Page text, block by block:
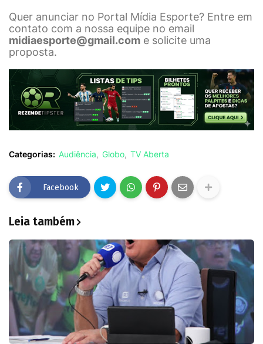
Quer anunciar no Portal Mídia Esporte? Entre em
contato com a nossa equipe no email
midiaesporte@gmail.com e solicite uma
proposta.
Categorias: Audiência Globo TV Aberta
Facebook
Leia também